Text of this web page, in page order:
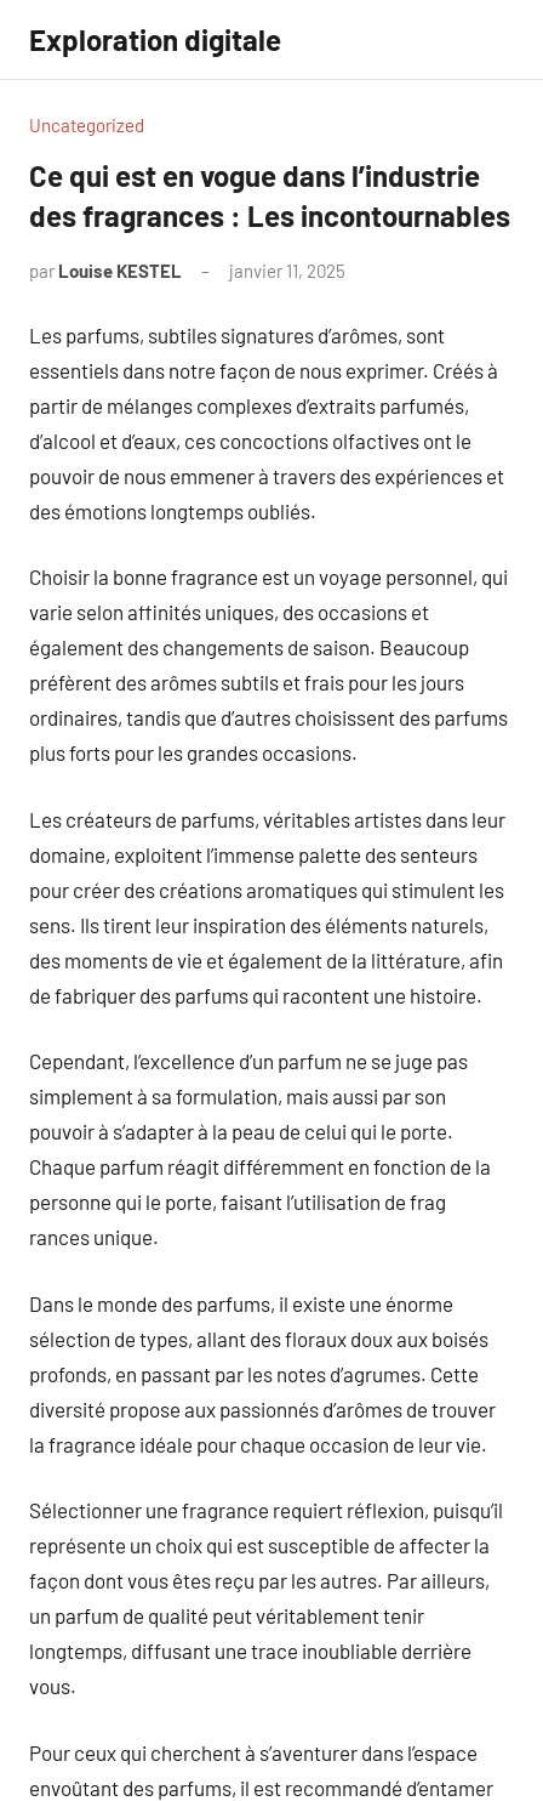
contenu
Exploration digitale
Uncategorized
Ce qui est en vogue dans l’industrie
des fragrances : Les incontournables
par Louise KESTEL janvier 11, 2025
Les parfums, subtiles signatures d’arômes, sont
essentiels dans notre façon de nous exprimer. Créés à
partir de mélanges complexes d’extraits parfumés,
d’alcool et d’eaux, ces concoctions olfactives ont le
pouvoir de nous emmener à travers des expériences et
des émotions longtemps oubliés.
Choisir la bonne fragrance est un voyage personnel, qui
varie selon affinités uniques, des occasions et
également des changements de saison. Beaucoup
préfèrent des arômes subtils et frais pour les jours
ordinaires, tandis que d’autres choisissent des parfums
plus forts pour les grandes occasions.
Les créateurs de parfums, véritables artistes dans leur
domaine, exploitent l’immense palette des senteurs
pour créer des créations aromatiques qui stimulent les
sens. Ils tirent leur inspiration des éléments naturels,
des moments de vie et également de la littérature, afin
de fabriquer des parfums qui racontent une histoire.
Cependant, l’excellence d’un parfum ne se juge pas
simplement à sa formulation, mais aussi par son
pouvoir à s’adapter à la peau de celui qui le porte.
Chaque parfum réagit différemment en fonction de la
personne qui le porte, faisant l’utilisation de frag
rances unique.
Dans le monde des parfums, il existe une énorme
sélection de types, allant des floraux doux aux boisés
profonds, en passant par les notes d’agrumes. Cette
diversité propose aux passionnés d’arômes de trouver
la fragrance idéale pour chaque occasion de leur vie.
Sélectionner une fragrance requiert réflexion, puisqu’il
représente un choix qui est susceptible de affecter la
façon dont vous êtes reçu par les autres. Par ailleurs,
un parfum de qualité peut véritablement tenir
longtemps, diffusant une trace inoubliable derrière
vous.
Pour ceux qui cherchent à s’aventurer dans l’espace
envoûtant des parfums, il est recommandé d’entamer